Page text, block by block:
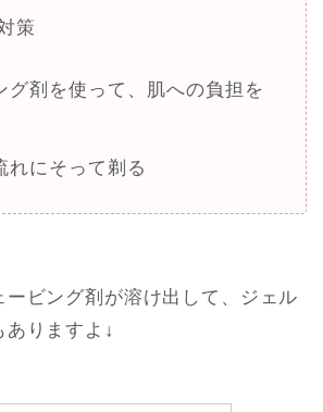
策
グ剤を使って、肌への負担を
れにそって剃る
ービング剤が溶け出して、ジェル
ありますよ↓